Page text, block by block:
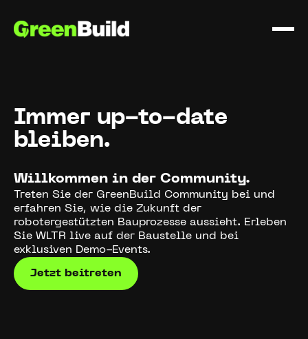
Immer up-to-date
bleiben.
Willkommen in der Community.
Treten Sie der GreenBuild Community bei und
erfahren Sie, wie die Zukunft der
robotergestützten Bauprozesse aussieht. Erleben
Sie WLTR live auf der Baustelle und bei
exklusiven Demo-Events.
Jetzt beitreten